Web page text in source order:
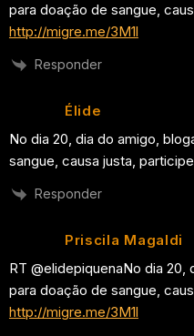
para doação de sangue,
http://migre.me/3M1l
Responder
Élide
No dia 20, dia do amigo,
sangue, causa justa,
Responder
Priscila Magaldi
RT @elidepiquenaNo dia
para doação de sangue,
http://migre.me/3M1l